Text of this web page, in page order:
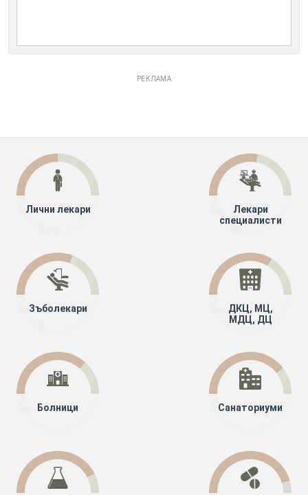
РЕКЛАМА
Лични лекари
Лекари
специалисти
Зъболекари
ДКЦ, МЦ,
МДЦ, ДЦ
Болници Санаториуми